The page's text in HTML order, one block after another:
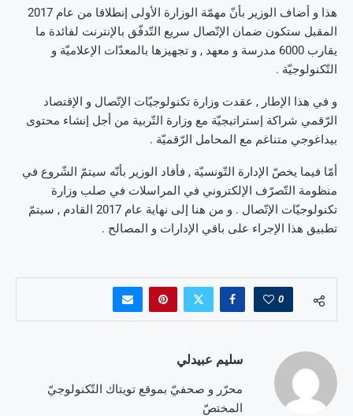
هذا و أضاف الوزير بأنّ مهمّة الوزارة الأولى إنطلاقا من عام 2017
المقبل ستكون ضمان الإتّصال سريع التّدفّق بالإنترنت لفائدة ما
يقارب 6000 مدرسة و معهد , و تجهيزها بالمعدّات الإعلاميّة و
التّكنولوجيّة .
و في هذا الإطار , عقدت وزارة تكنولوجيّات الإتّصال و الإقتصاد
الرّقمي شراكة إستراتيجيّة مع وزارة التّربية من أجل إنشاء محتوى
بيداغوجي متناغم مع المحامل الرّقميّة .
أمّا فيما يخصّ الإدارة التّونسيّة , فأفاد الوزير بأنّه سيتمّ الشّروع في
منظومة التّصرّف الإلكتروني في المراسلات في صلب وزارة
تكنولوجيّات الإتّصال . و من هنا إلى نهاية عام 2017 القادم , سيتمّ
تطبيق هذا الإجراء على باقي الإدارات و المصالح .
0
سليم عبيدلي
محرّر و صحفيّ بموقع تويتاك التّكنولوجيّ
المختصّ